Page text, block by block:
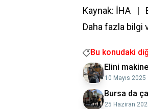
Kaynak: İHA |
Daha fazla bilgi
Bu konudaki
Elini
10 Mayıs 2025
Bursa da
25 Haziran